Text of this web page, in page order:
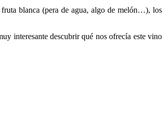
blanca (pera de agua, algo de melón…), los
interesante descubrir qué nos ofrecía este vino